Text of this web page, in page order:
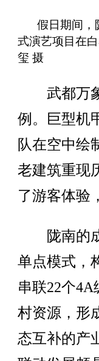
假日期间，
式演艺项目在
玺 摄
武都万象
例。巨型机
队在空中绘
老建筑重现
了游客体验
陇南的成
单点模式，
串联22个
村资源，形
态互补的产